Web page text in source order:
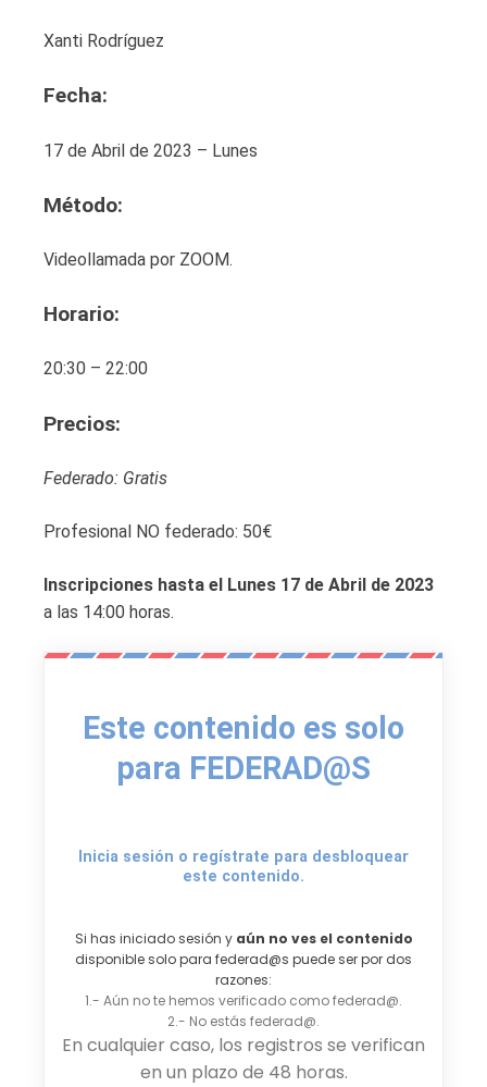
Xanti Rodríguez
Fecha:
17 de Abril de 2023 – Lunes
Método:
Videollamada por ZOOM.
Horario:
20:30 – 22:00
Precios:
Federado: Gratis
Profesional NO federado: 50€
Inscripciones hasta el Lunes 17 de Abril de 2023
a las 14:00 horas.
Este contenido es solo
para FEDERAD@S
Inicia sesión o regístrate para desbloquear
este contenido.
Si has iniciado sesión yaún no ves el contenido
disponible solo para federad@s puede ser por dos
razones:
1.- Aún no te hemos verificado como federad@.
2.- No estás federad@.
En cualquier caso, los registros se verifican
en un plazo de 48 horas.